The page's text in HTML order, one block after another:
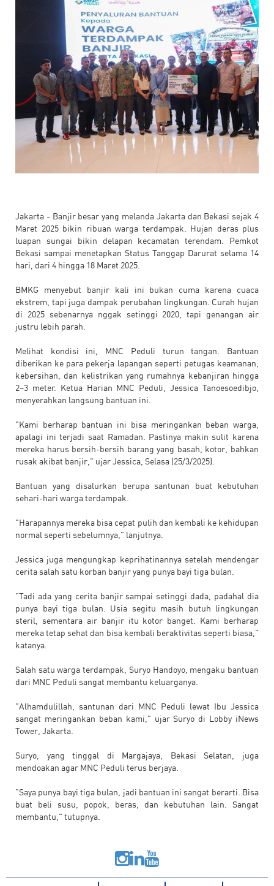
Jakarta - Banjir besar yang melanda Jakarta dan Bekasi sejak 4
Maret 2025 bikin ribuan warga terdampak. Hujan deras plus
luapan sungai bikin delapan kecamatan terendam. Pemkot
Bekasi sampai menetapkan Status Tanggap Darurat selama 14
hari, dari 4 hingga 18 Maret 2025.
BMKG menyebut banjir kali ini bukan cuma karena cuaca
ekstrem, tapi juga dampak perubahan lingkungan. Curah hujan
di 2025 sebenarnya nggak setinggi 2020, tapi genangan air
justru lebih parah.
Melihat kondisi ini, MNC Peduli turun tangan. Bantuan
diberikan ke para pekerja lapangan seperti petugas keamanan,
kebersihan, dan kelistrikan yang rumahnya kebanjiran hingga
2–3 meter. Ketua Harian MNC Peduli, Jessica Tanoesoedibjo,
menyerahkan langsung bantuan ini.
"Kami berharap bantuan ini bisa meringankan beban warga,
apalagi ini terjadi saat Ramadan. Pastinya makin sulit karena
mereka harus bersih-bersih barang yang basah, kotor, bahkan
rusak akibat banjir," ujar Jessica, Selasa (25/3/2025).
Bantuan yang disalurkan berupa santunan buat kebutuhan
sehari-hari warga terdampak.
"Harapannya mereka bisa cepat pulih dan kembali ke kehidupan
normal seperti sebelumnya," lanjutnya.
Jessica juga mengungkap keprihatinannya setelah mendengar
cerita salah satu korban banjir yang punya bayi tiga bulan.
"Tadi ada yang cerita banjir sampai setinggi dada, padahal dia
punya bayi tiga bulan. Usia segitu masih butuh lingkungan
steril, sementara air banjir itu kotor banget. Kami berharap
mereka tetap sehat dan bisa kembali beraktivitas seperti biasa,"
katanya.
Salah satu warga terdampak, Suryo Handoyo, mengaku bantuan
dari MNC Peduli sangat membantu keluarganya.
"Alhamdulillah, santunan dari MNC Peduli lewat Ibu Jessica
sangat meringankan beban kami," ujar Suryo di Lobby iNews
Tower, Jakarta.
Suryo, yang tinggal di Margajaya, Bekasi Selatan, juga
mendoakan agar MNC Peduli terus berjaya.
"Saya punya bayi tiga bulan, jadi bantuan ini sangat berarti. Bisa
buat beli susu, popok, beras, dan kebutuhan lain. Sangat
membantu," tutupnya.